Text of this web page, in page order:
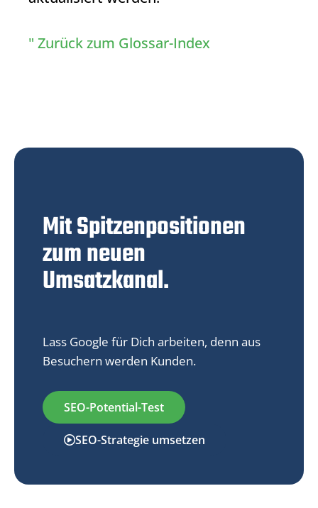
" Zurück zum Glossar-Index
Mit Spitzenpositionen
zum neuen
Umsatzkanal.
Lass Google für Dich arbeiten, denn aus
Besuchern werden Kunden.
SEO-Potential-Test
SEO-Strategie umsetzen